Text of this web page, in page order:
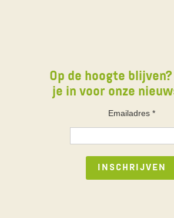
Op de hoogte
je in voor onze
Emailadres *